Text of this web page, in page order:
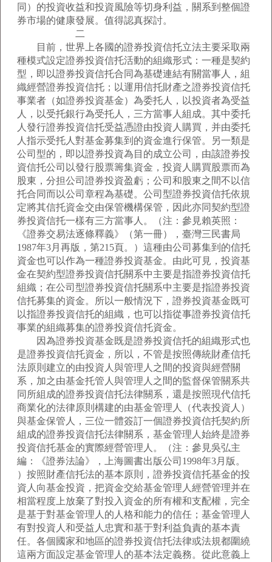
同）的投資收益和投資風險等切身利益，關系到整個證
券市場的健康發展。值得認真探討。
二
目前，世界上各國的證券投資信托立法主要采取兩
種模式設定證券投資信托活動的組織形式：一種是契約
型，即以證券投資信托合同為基礎連結有關當事人，組
織經營證券投資信托；以運用信托財產之證券投資信托
事業者（如證券投資基金）為委托人，以投資者為受益
人，以受托銀行為受托人，三方當事人組成。其中委托
人發行證券投資信托受益憑證由投資人購買，并由委托
人指示受托人對基金募集到的資金進行保管。另一類是
公司型的，即以證券投資為目的成立公司，由該證券投
資信托公司以發行股票籌集資金，投資人購買股票而為
股東，分担公司證券投資盈虧；公司和股東之間不以信
托合同而以公司章程為基礎。公司型證券投資信托依規
定將其信托資金交由保管機構保管，因此亦同契約型證
券投資信托一樣有三方當事人。（注：參見賴英照：
《證券交易法逐條釋義》（第一冊），臺灣三民書局
1987年3月再版，第215頁。）這種由公司募集到的信托
資金也可以作為一種證券投資基金。由此可見，投資基
金在契約型證券投資信托關系中主要是指證券投資信托
組織；在公司型證券投資信托關系中主要是指證券投資
信托募集的資金。所以一般情況下，證券投資基金既可
以指證券投資信托的組織，也可以指從事證券投資信托
事業的組織募集的證券投資信托資金。
因為證券投資基金既是證券投資信托的組織形式也
是證券投資信托資金，所以，不管是按照傳統財產信托
法原則建立的由投資人與管理人之間的投資與經營關
系，加之由基金托管人與管理人之間的監督保管關系共
同所組成的證券投資信托法律關系，還是按照現代信托
商業化的法律原則構建的由基金管理人（代表投資人）
與基金保管人，三位一體簽訂一個證券投資信托契約所
組成的證券投資信托法律關系，基金管理人始終是證券
投資信托基金的實際經營管理人。（注：參見吳弘主
編：《證券法論》，上海圖書出版公司1998年3月版。
）按照財產信托法的基本原則，證券投資信托基金的投
資人向基金投資，把資金交給基金管理人經營管理并在
相當程度上放棄了對投入資金的所有權和支配權，完全
是基于對基金管理人的人格和能力的信任；基金管理人
有對投資人和受益人忠實和基于對利益負責的基本責
任。各個國家和地區的證券投資信托法律或法規都圍繞
這兩方面設定基金管理人的基本法定義務。從此意義上